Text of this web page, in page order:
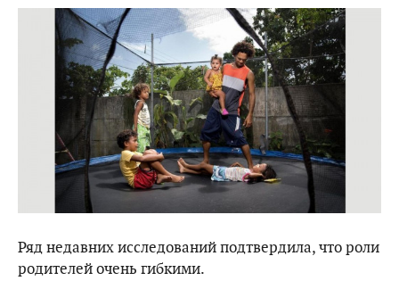
Ряд недавних исследований подтвердила, что роли
родителей очень гибкими.